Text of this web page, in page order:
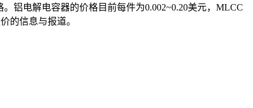
铝电解电容器的价格目前每件为0.002~0.20美元，MLCC
的信息与报道。